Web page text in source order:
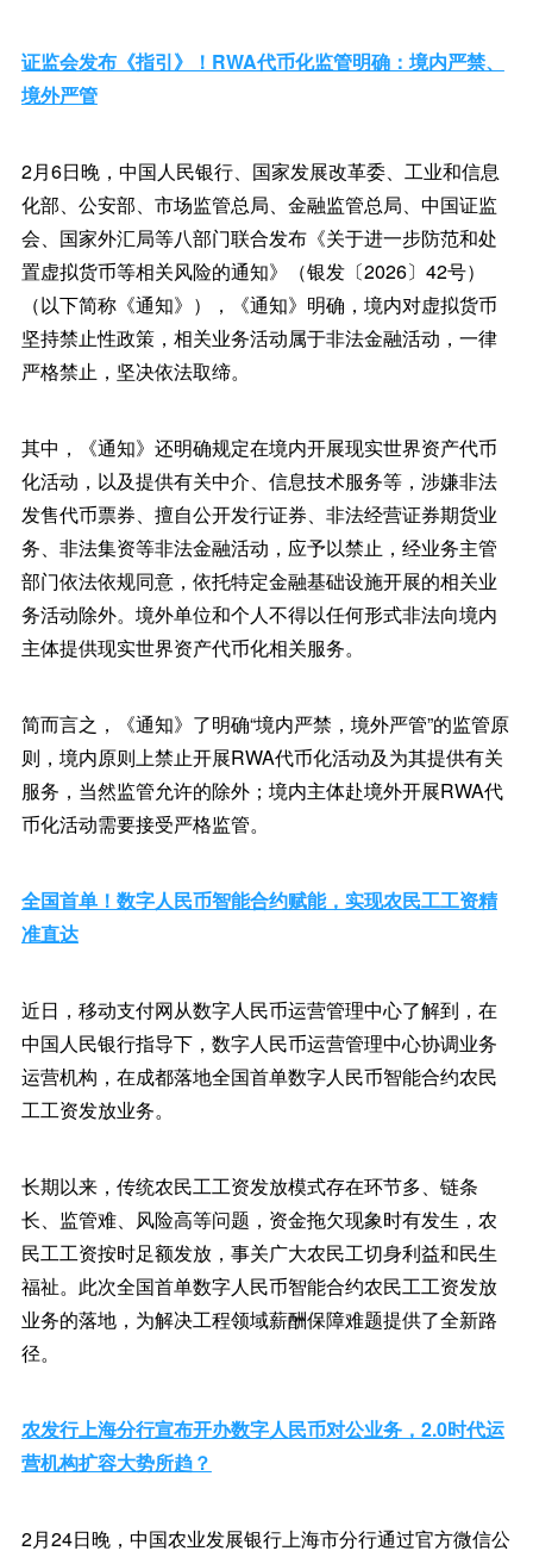
证监会发布《指引》！RWA代币化监管明确：境内严禁、
境外严管
2月6日晚，中国人民银行、国家发展改革委、工业和信息
化部、公安部、市场监管总局、金融监管总局、中国证监
会、国家外汇局等八部门联合发布《关于进一步防范和处
置虚拟货币等相关风险的通知》（银发〔2026〕42号）
（以下简称《通知》），《通知》明确，境内对虚拟货币
坚持禁止性政策，相关业务活动属于非法金融活动，一律
严格禁止，坚决依法取缔。
其中，《通知》还明确规定在境内开展现实世界资产代币
化活动，以及提供有关中介、信息技术服务等，涉嫌非法
发售代币票券、擅自公开发行证券、非法经营证券期货业
务、非法集资等非法金融活动，应予以禁止，经业务主管
部门依法依规同意，依托特定金融基础设施开展的相关业
务活动除外。境外单位和个人不得以任何形式非法向境内
主体提供现实世界资产代币化相关服务。
简而言之，《通知》了明确“境内严禁，境外严管”的监管原
则，境内原则上禁止开展RWA代币化活动及为其提供有关
服务，当然监管允许的除外；境内主体赴境外开展RWA代
币化活动需要接受严格监管。
全国首单！数字人民币智能合约赋能，实现农民工工资精
准直达
近日，移动支付网从数字人民币运营管理中心了解到，在
中国人民银行指导下，数字人民币运营管理中心协调业务
运营机构，在成都落地全国首单数字人民币智能合约农民
工工资发放业务。
长期以来，传统农民工工资发放模式存在环节多、链条
长、监管难、风险高等问题，资金拖欠现象时有发生，农
民工工资按时足额发放，事关广大农民工切身利益和民生
福祉。此次全国首单数字人民币智能合约农民工工资发放
业务的落地，为解决工程领域薪酬保障难题提供了全新路
径。
农发行上海分行宣布开办数字人民币对公业务，2.0时代运
营机构扩容大势所趋？
2月24日晚，中国农业发展银行上海市分行通过官方微信公